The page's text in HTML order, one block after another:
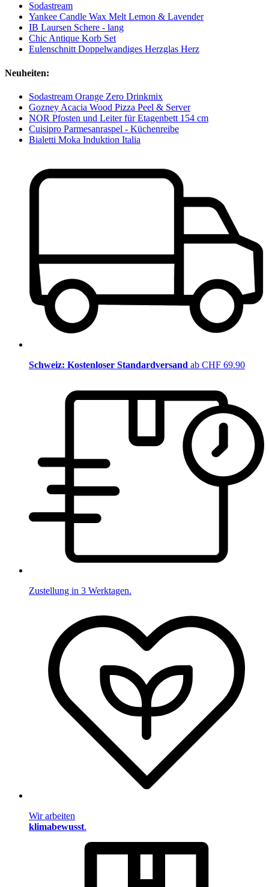
Sodastream
Yankee Candle Wax Melt Lemon & Lavender
IB Laursen Schere - lang
Chic Antique Korb Set
Eulenschnitt Doppelwandiges Herzglas Herz
Neuheiten:
Sodastream Orange Zero Drinkmix
Gozney Acacia Wood Pizza Peel & Server
NOR Pfosten und Leiter für Etagenbett 154 cm
Cuisipro Parmesanraspel - Küchenreibe
Bialetti Moka Induktion Italia
Schweiz: Kostenloser Standardversand ab CHF 69.90
Zustellung in 3 Werktagen.
Wir arbeiten
klimabewusst.